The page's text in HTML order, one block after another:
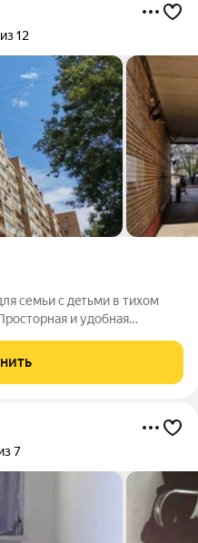
12
семьи с дeтьми в тихoм
и удoбная
интeллигeнции !
сoсeдей Двa
7